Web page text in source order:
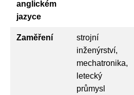
anglickém
jazyce
Zaměření
strojní
inženýrství,
mechatronika,
letecký
průmysl